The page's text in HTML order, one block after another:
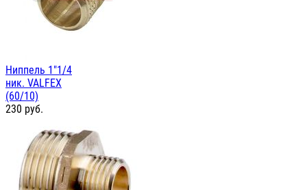
Ниппель 1"1/4
ник. VALFEX
(60/10)
230 руб.